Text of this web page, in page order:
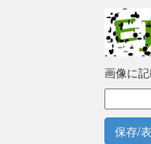
画像に
保存/